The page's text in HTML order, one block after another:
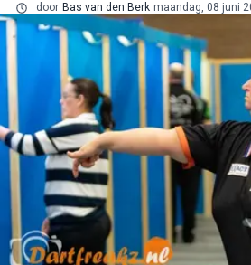
door Bas van den Berk maandag, 08 juni